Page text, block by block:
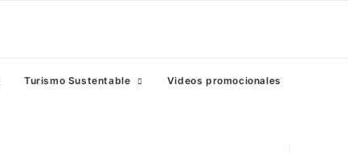
Turismo Sustentable Videos promocionales